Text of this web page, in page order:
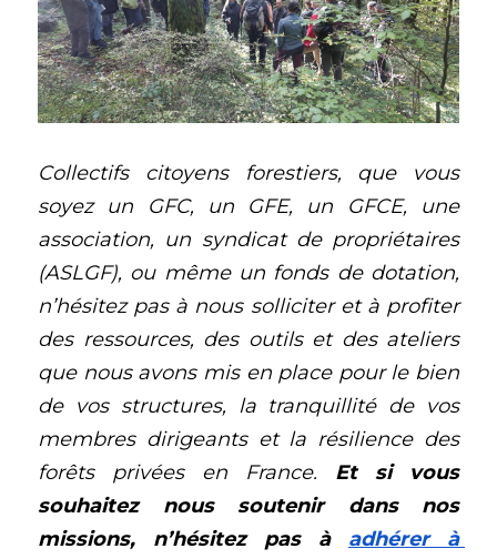
Collectifs citoyens forestiers, que vous
soyez un GFC, un GFE, un GFCE, une
association, un syndicat de propriétaires
(ASLGF), ou même un fonds de dotation,
n’hésitez pas à nous solliciter et à profiter
des ressources, des outils et des ateliers
que nous avons mis en place pour le bien
de vos structures, la tranquillité de vos
membres dirigeants et la résilience des
forêts privées en France. Et si vous
souhaitez nous soutenir dans nos
missions, n’hésitez pas à adhérer à